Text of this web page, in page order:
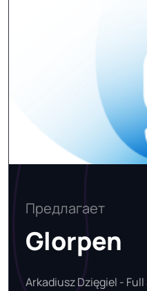
Предлагает
Glorpen
Arkadiusz Dzięgiel -